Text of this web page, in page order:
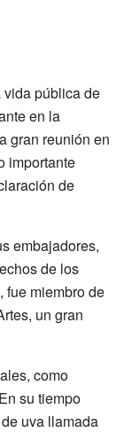
vida pública de
en la
gran reunión en
importante
de
embajadores,
de los
fue miembro de
un gran
como
su tiempo
uva llamada